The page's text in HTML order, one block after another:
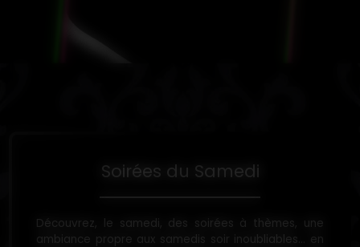
Soirées du Samedi
Découvrez, le samedi, des soirées à thèmes, une
ambiance propre aux samedis soir inoubliables... en